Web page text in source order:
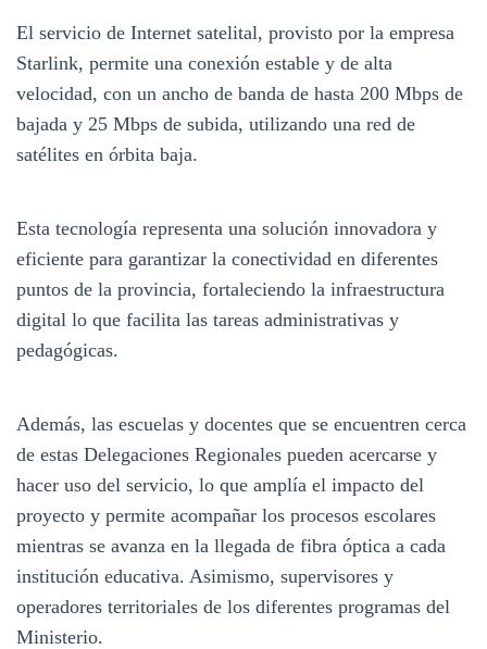
El servicio de Internet satelital, provisto por la empresa
Starlink, permite una conexión estable y de alta
velocidad, con un ancho de banda de hasta 200 Mbps de
bajada y 25 Mbps de subida, utilizando una red de
satélites en órbita baja.
Esta tecnología representa una solución innovadora y
eficiente para garantizar la conectividad en diferentes
puntos de la provincia, fortaleciendo la infraestructura
digital lo que facilita las tareas administrativas y
pedagógicas.
Además, las escuelas y docentes que se encuentren cerca
de estas Delegaciones Regionales pueden acercarse y
hacer uso del servicio, lo que amplía el impacto del
proyecto y permite acompañar los procesos escolares
mientras se avanza en la llegada de fibra óptica a cada
institución educativa. Asimismo, supervisores y
operadores territoriales de los diferentes programas del
Ministerio.